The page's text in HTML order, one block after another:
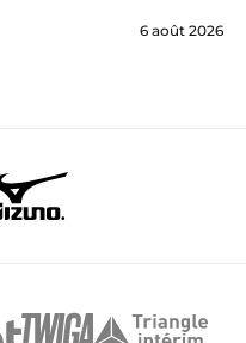
6 août 2026